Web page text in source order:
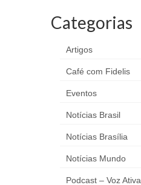
Categorias
Artigos
Café com Fidelis
Eventos
Notícias Brasil
Notícias Brasília
Notícias Mundo
Podcast – Voz Ativa